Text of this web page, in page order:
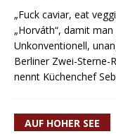
„Fuck caviar, eat
„Horváth“, damit
Unkonventionell,
Berliner Zwei-Sterne-
nennt Küchenchef
AUF HOHER SEE